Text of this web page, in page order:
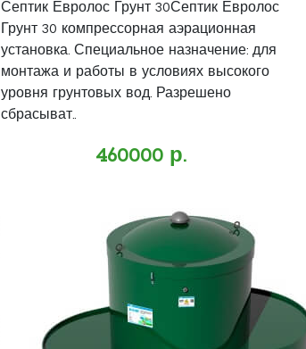
Септик Евролос Грунт 30Септик Евролос
Грунт 30 компрессорная аэрационная
установка. Специальное назначение: для
монтажа и работы в условиях высокого
уровня грунтовых вод. Разрешено
сбрасыват..
460000 р.